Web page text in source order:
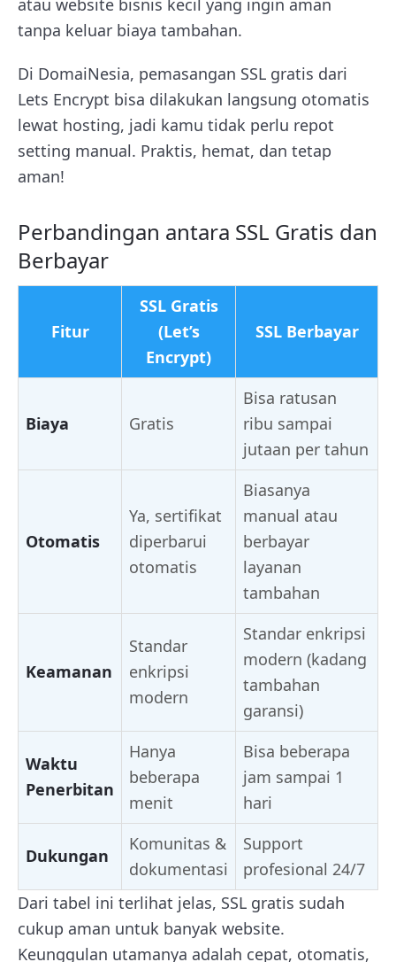
atau website bisnis kecil yang ingin aman
tanpa keluar biaya tambahan.
Di DomaiNesia, pemasangan SSL gratis dari
Lets Encrypt bisa dilakukan langsung otomatis
lewat hosting, jadi kamu tidak perlu repot
setting manual. Praktis, hemat, dan tetap
aman!
Perbandingan antara SSL Gratis dan
Berbayar
Fitur
SSL Gratis
(Let’s
Encrypt)
SSL Berbayar
Biaya Gratis
Bisa ratusan
ribu sampai
jutaan per tahun
Otomatis
Ya, sertifikat
diperbarui
otomatis
Biasanya
manual atau
berbayar
layanan
tambahan
Keamanan
Standar
enkripsi
modern
Standar enkripsi
modern (kadang
tambahan
garansi)
Waktu
Penerbitan
Hanya
beberapa
menit
Bisa beberapa
jam sampai 1
hari
Dukungan
Komunitas &
dokumentasi
Support
profesional 24/7
Dari tabel ini terlihat jelas, SSL gratis sudah
cukup aman untuk banyak website.
Keunggulan utamanya adalah cepat, otomatis,